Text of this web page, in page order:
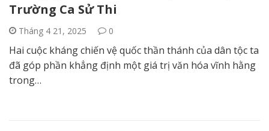
Trường Ca Sử Thi
Tháng 4 21, 2025 0
Hai cuộc kháng chiến vệ quốc thần thánh của dân tộc ta
đã góp phần khẳng định một giá trị văn hóa vĩnh hằng
trong…